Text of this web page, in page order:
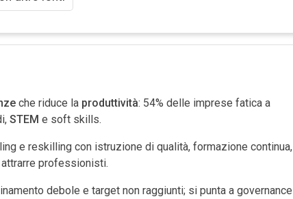
che riduce la produttività: 54% delle imprese fatica a
STEM e soft skills.
e reskilling con istruzione di qualità, formazione continua,
attrarre professionisti.
debole e target non raggiunti; si punta a governance